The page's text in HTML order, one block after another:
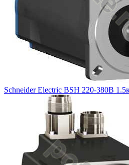
Schneider Electric BSH 220-380В